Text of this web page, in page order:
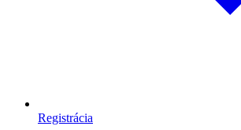
Registrácia